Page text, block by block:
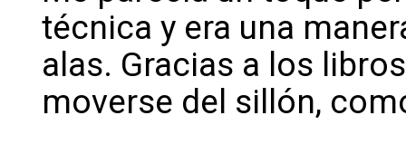
técnica y era una
alas. Gracias a los
moverse del sillón,